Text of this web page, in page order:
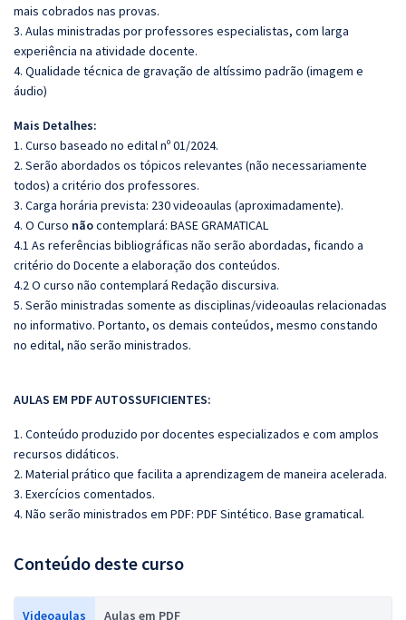
mais cobrados nas provas.
3. Aulas ministradas por professores especialistas, com larga
experiência na atividade docente.
4. Qualidade técnica de gravação de altíssimo padrão (imagem e
áudio)
Mais Detalhes:
1. Curso baseado no edital nº 01/2024.
2. Serão abordados os tópicos relevantes (não necessariamente
todos) a critério dos professores.
3. Carga horária prevista: 230 videoaulas (aproximadamente).
4. O Curso nãocontemplará: BASE GRAMATICAL
4.1 As referências bibliográficas não serão abordadas, ficando a
critério do Docente a elaboração dos conteúdos.
4.2 O curso não contemplará Redação discursiva.
5. Serão ministradas somente as disciplinas/videoaulas relacionadas
no informativo. Portanto, os demais conteúdos, mesmo constando
no edital, não serão ministrados.
AULAS EM PDF AUTOSSUFICIENTES:
1. Conteúdo produzido por docentes especializados e com amplos
recursos didáticos.
2. Material prático que facilita a aprendizagem de maneira acelerada.
3. Exercícios comentados.
4. Não serão ministrados em PDF: PDF Sintético. Base gramatical.
Conteúdo deste curso
Videoaulas Aulas em PDF